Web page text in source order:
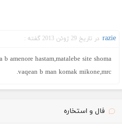
razie در تاریخ 29 ژوئن 2013 گفته :
amenore hastam,matalebe site shoma
vaqean b man komak mikone,mrc.
فال و استخاره